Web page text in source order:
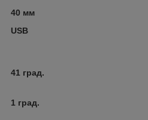
40 мм
USB
41 град.
1 град.